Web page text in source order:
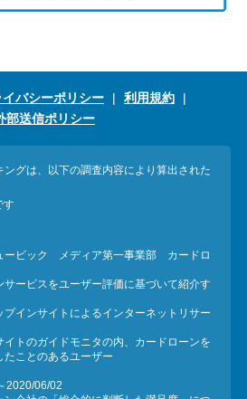
イバシーポリシー
利用規約
部送信ポリシー
グは、以下の調査内容により算出された
す
ービック メディア第一事業部 カードロ
サービスをユーザー評価に基づいて紹介す
プインサイトによるインターネットリサー
イトのガイドモニタの内、カードローンを
ことのあるユーザー
2020/06/02